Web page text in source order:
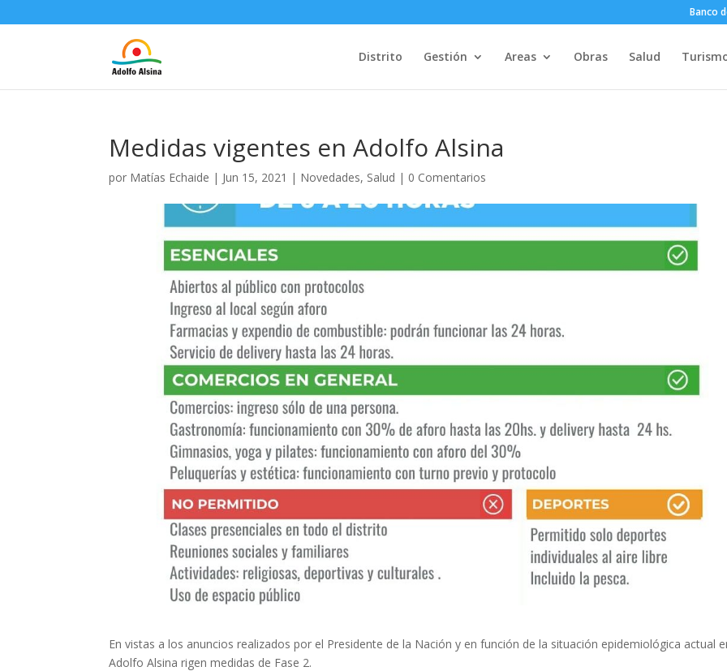
Banco
Distrito Gestión Areas Obras Salud
Medidas vigentes en Adolfo Alsina
por Matías Echaide | Jun 15, 2021 | Novedades, Salud | 0 Comentarios
En vistas a los anuncios realizados por el Presidente de la Nación y en función de la situación epidemiológica actual
Adolfo Alsina rigen medidas de Fase 2.